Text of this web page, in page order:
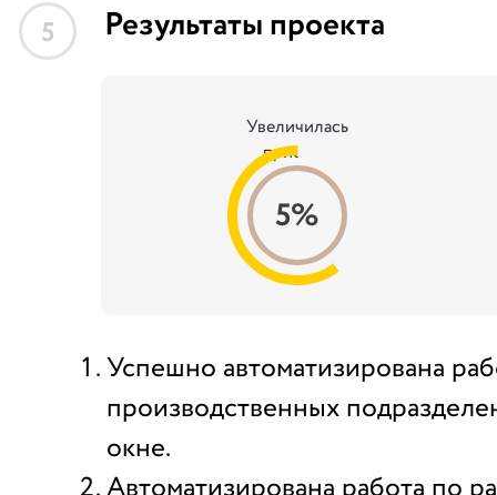
5 Результаты проекта
Увеличилась
прибыль
5%
Успешно автоматизирована
производственных
окне.